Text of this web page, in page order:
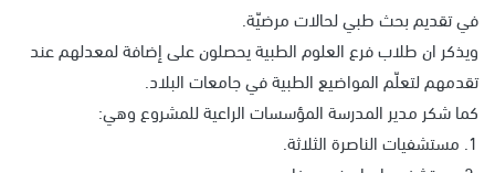
في تقديم بحث طبي لحالات مرضيّة.
ويذكر ان طلاب فرع العلوم الطبية يحصلون على إضافة لمعدلهم عند
تقدمهم لتعلّم المواضيع الطبية في جامعات البلاد.
كما شكر مدير المدرسة المؤسسات الراعية للمشروع وهي:
1. مستشفيات الناصرة الثلاثة.